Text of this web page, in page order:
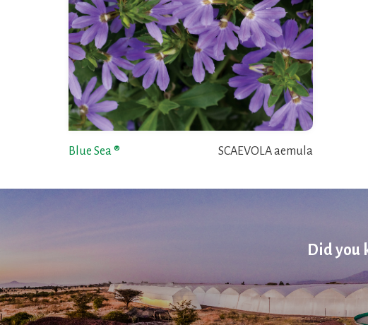
Blue Sea ® SCAEVOLA aemula
Did you